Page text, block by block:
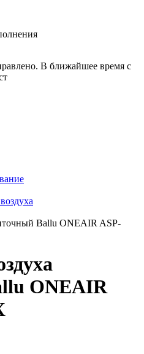
В ближайшее время с
Ballu ONEAIR ASP-
ONEAIR